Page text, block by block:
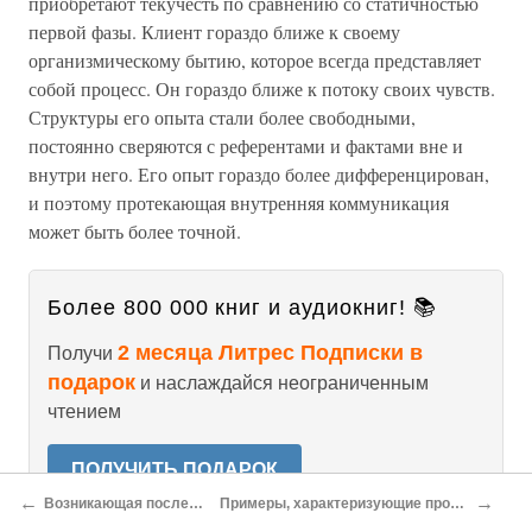
первой фазы. Клиент гораздо ближе к своему
организмическому бытию, которое всегда представляет
собой процесс. Он гораздо ближе к потоку своих чувств.
Структуры его опыта стали более свободными,
постоянно сверяются с референтами и фактами вне и
внутри него. Его опыт гораздо более дифференцирован,
и поэтому протекающая внутренняя коммуникация
может быть более точной.
Более 800 000 книг и аудиокниг! 📚
Получи 2 месяца Литрес Подписки в
подарок и наслаждайся неограниченным
чтением
ПОЛУЧИТЬ ПОДАРОК
←
Возникающая последовательность Примеры, характеризующие процесс в одной области →